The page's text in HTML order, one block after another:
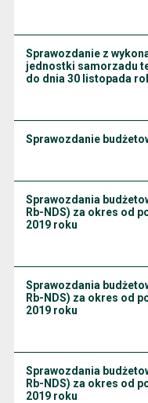
Sprawozdanie z
jednostki samorzadu
do dnia 30 listopada
Sprawozdanie
Sprawozdania
Rb-NDS) za okres od
2019 roku
Sprawozdania
Rb-NDS) za okres od
2019 roku
Sprawozdania
Rb-NDS) za okres od
2019 roku